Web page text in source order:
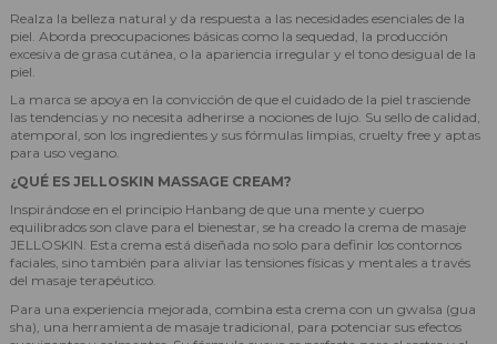
Realza la belleza natural y da respuesta a las necesidades esenciales de la
piel. Aborda preocupaciones básicas como la sequedad, la producción
excesiva de grasa cutánea, o la apariencia irregular y el tono desigual de la
piel.
La marca se apoya en la convicción de que el cuidado de la piel trasciende
las tendencias y no necesita adherirse a nociones de lujo. Su sello de calidad,
atemporal, son los ingredientes y sus fórmulas limpias, cruelty free y aptas
para uso vegano.
¿QUÉ ES JELLOSKIN MASSAGE CREAM?
Inspirándose en el principio Hanbang de que una mente y cuerpo
equilibrados son clave para el bienestar, se ha creado la crema de masaje
JELLOSKIN. Esta crema está diseñada no solo para definir los contornos
faciales, sino también para aliviar las tensiones físicas y mentales a través
del masaje terapéutico.
Para una experiencia mejorada, combina esta crema con un gwalsa (gua
sha), una herramienta de masaje tradicional, para potenciar sus efectos